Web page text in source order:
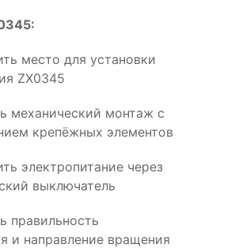
место для установки
ZX0345
механический монтаж с
крепёжных элементов
электропитание через
выключатель
правильность
и направление вращения